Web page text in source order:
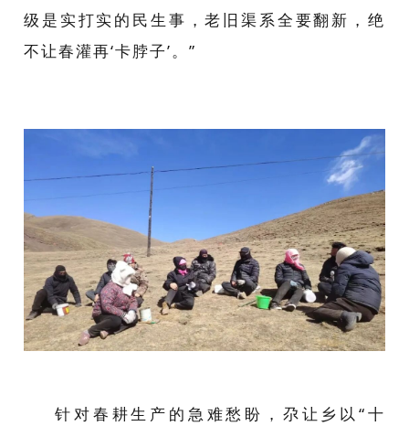
级是实打实的民生事，老旧渠系全要翻新，绝
不让春灌再‘卡脖子’。”
针对春耕生产的急难愁盼，尕让乡以“十